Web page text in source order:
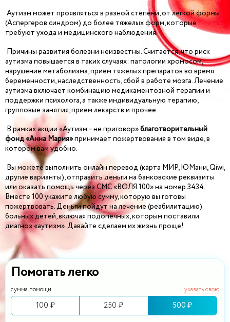
Помогать легко
сумма помощи указать свою
100 ₽ 250 ₽ 500 ₽
Аутизм может проявляться в разной степени, от легкой формы
(Аспергеров синдром) до более тяжелых форм, которые
требуют ухода и медицинского наблюдения.
Причины развития болезни неизвестны. Считается, что риск
аутизма повышается в таких случаях: патологии хромосом,
нарушение метаболизма, прием тяжелых препаратов во время
беременности, наследственность, сбой в работе мозга. Лечение
аутизма включает комбинацию медикаментозной терапии и
поддержки психолога, а также индивидуальную терапию,
групповые занятия, прием лекарств и прочее.
В рамках акции «Аутизм – не приговор»благотворительный
фонд «Анна Мария»принимает пожертвования в том виде, в
котором вам удобно.
Вы можете выполнить онлайн перевод (карта МИР, ЮМани, Qiwi,
другие варианты), отправить деньги на банковские реквизиты
или оказать помощь через СМС «ВОЛЯ 100» на номер 3434.
Вместе 100 укажите любую сумму, которую вы готовы
пожертвовать. Деньги пойдут на лечение (реабилитацию)
больных детей, включая подопечных, которым поставили
диагноз «аутизм». Давайте сделаем их жизнь проще!